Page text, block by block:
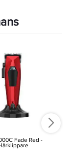
Fade Red -